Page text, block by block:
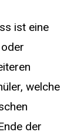
ist eine
welche
der